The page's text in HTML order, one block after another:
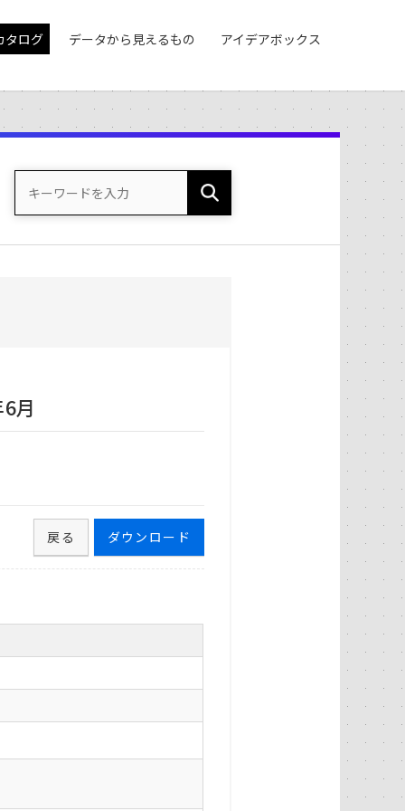
タログ データから見えるもの アイデアボックス
月
ダウンロード
戻る